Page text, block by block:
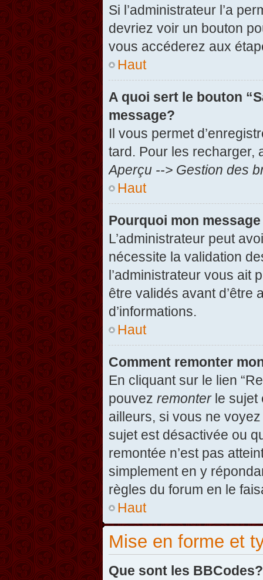
Si l’administrateur l’a
devriez voir un bouton
vous accéderez aux
Haut
A quoi sert le bouton
message?
Il vous permet
tard. Pour les recharger,
Aperçu --> Gestion des
Haut
Pourquoi mon
L’administrateur peut
nécessite la validation
l’administrateur vous ait
être validés avant d’être
d’informations.
Haut
Comment remonter
En cliquant sur le lien
pouvez remonterle sujet
ailleurs, si vous ne
sujet est désactivée ou
remontée n’est pas
simplement en y
règles du forum en le
Haut
Mise en forme et
Que sont les BBCodes?